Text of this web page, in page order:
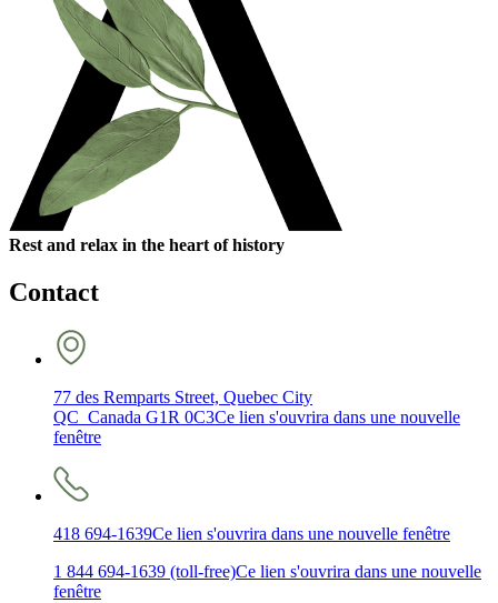
Rest and relax in the heart of history
Contact
77 des Remparts Street, Quebec City
QC Canada G1R 0C3Ce lien s'ouvrira dans une nouvelle
fenêtre
418 694-1639Ce lien s'ouvrira dans une nouvelle fenêtre
1 844 694-1639 (toll-free)Ce lien s'ouvrira dans une nouvelle
fenêtre